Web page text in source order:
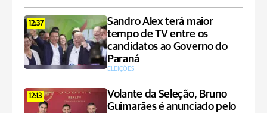
12:37
Sandro Alex terá maior
tempo de TV entre os
candidatos ao Governo do
Paraná
ELEIÇÕES
12:13
Volante da Seleção, Bruno
Guimarães é anunciado pelo